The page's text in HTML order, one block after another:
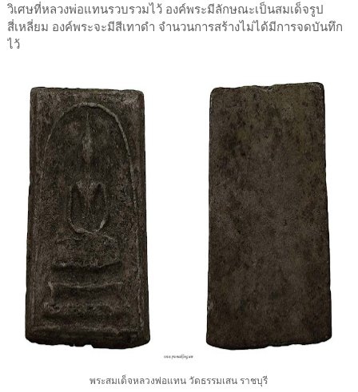
วิเศษที่หลวงพ่อแทนรวบรวมไว้ องค์พระมีลักษณะเป็นสมเด็จรูป
สี่เหลี่ยม องค์พระจะมีสีเทาดำ จำนวนการสร้างไม่ได้มีการจดบันทึก
ไว้
พระสมเด็จหลวงพ่อแทน วัดธรรมเสน ราชบุรี